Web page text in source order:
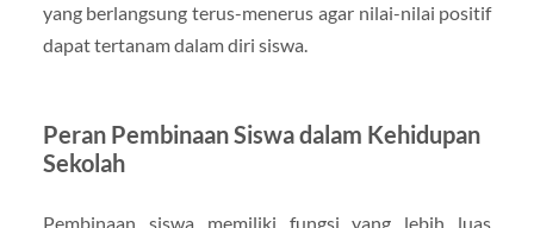
yang berlangsung terus-menerus agar nilai-nilai positif
dapat tertanam dalam diri siswa.
Peran Pembinaan Siswa dalam Kehidupan
Sekolah
Pembinaan siswa memiliki fungsi yang lebih luas